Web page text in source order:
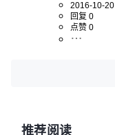
2016-10-
回复 0
点赞 0
推荐阅读